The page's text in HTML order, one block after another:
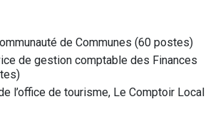
de Communes (60 postes)
de gestion comptable des Finances
l’office de tourisme, Le Comptoir Local